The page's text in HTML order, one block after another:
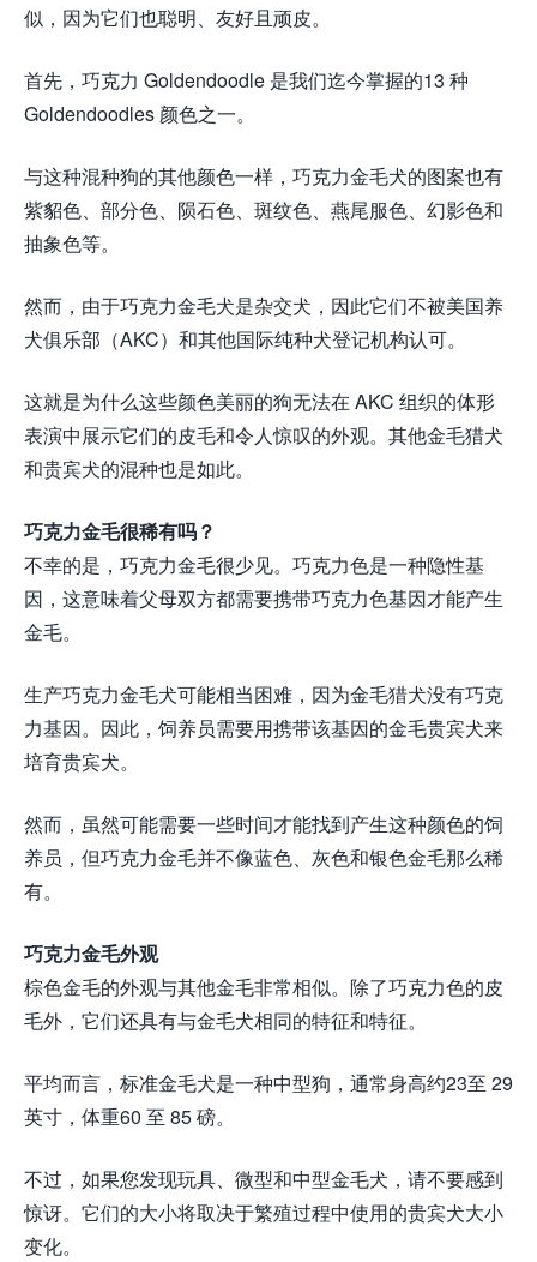
似，因为它们也聪明、友好且顽皮。
首先，巧克力 Goldendoodle 是我们迄今掌握的13 种
Goldendoodles 颜色之一。
与这种混种狗的其他颜色一样，巧克力金毛犬的图案也有
紫貂色、部分色、陨石色、斑纹色、燕尾服色、幻影色和
抽象色等。
然而，由于巧克力金毛犬是杂交犬，因此它们不被美国养
犬俱乐部（AKC）和其他国际纯种犬登记机构认可。
这就是为什么这些颜色美丽的狗无法在 AKC 组织的体形
表演中展示它们的皮毛和令人惊叹的外观。其他金毛猎犬
和贵宾犬的混种也是如此。
巧克力金毛很稀有吗？
不幸的是，巧克力金毛很少见。巧克力色是一种隐性基
因，这意味着父母双方都需要携带巧克力色基因才能产生
金毛。
生产巧克力金毛犬可能相当困难，因为金毛猎犬没有巧克
力基因。因此，饲养员需要用携带该基因的金毛贵宾犬来
培育贵宾犬。
然而，虽然可能需要一些时间才能找到产生这种颜色的饲
养员，但巧克力金毛并不像蓝色、灰色和银色金毛那么稀
有。
巧克力金毛外观
棕色金毛的外观与其他金毛非常相似。除了巧克力色的皮
毛外，它们还具有与金毛犬相同的特征和特征。
平均而言，标准金毛犬是一种中型狗，通常身高约23至 29
英寸，体重60 至 85 磅。
不过，如果您发现玩具、微型和中型金毛犬，请不要感到
惊讶。它们的大小将取决于繁殖过程中使用的贵宾犬大小
变化。